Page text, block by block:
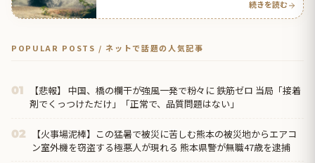
続きを読む
POPULAR POSTS / ネットで話題の人気記事
01
【悲報】 中国、橋の欄干が強風一発で粉々に 鉄筋ゼロ 当局「接着
剤でくっつけただけ」「正常で、品質問題はない」
02
【火事場泥棒】この猛暑で被災に苦しむ熊本の被災地からエアコ
ン室外機を窃盗する極悪人が現れる 熊本県警が無職47歳を逮捕